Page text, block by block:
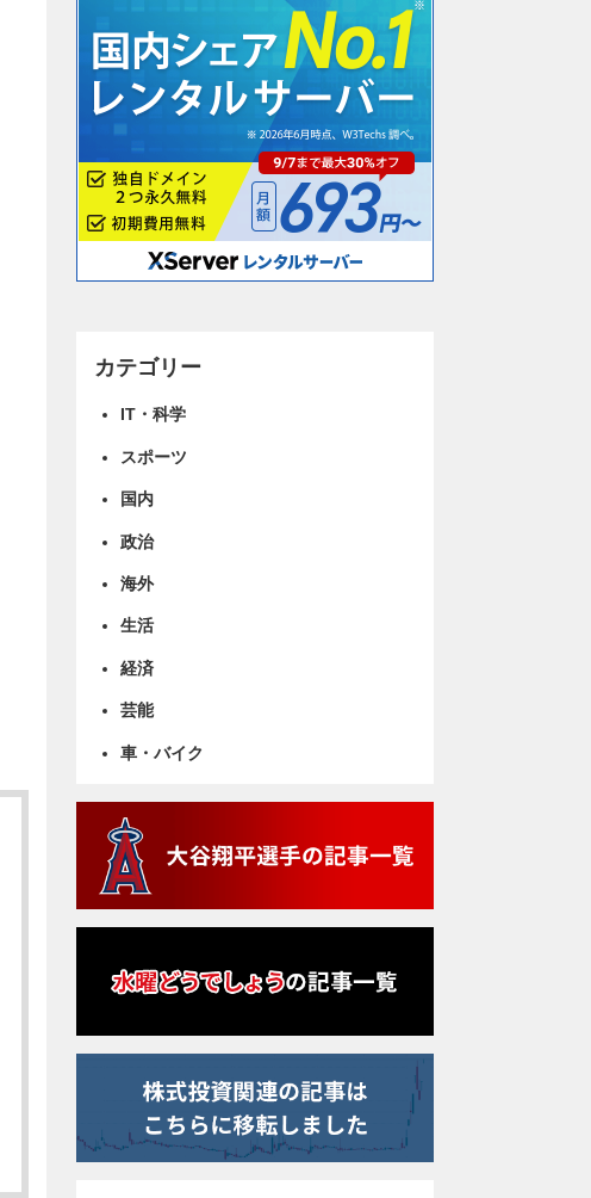
カテゴリー
IT・科学
スポーツ
国内
政治
海外
生活
経済
芸能
車・バイク